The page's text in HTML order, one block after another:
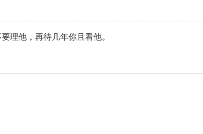
理他，再待几年你且看他。